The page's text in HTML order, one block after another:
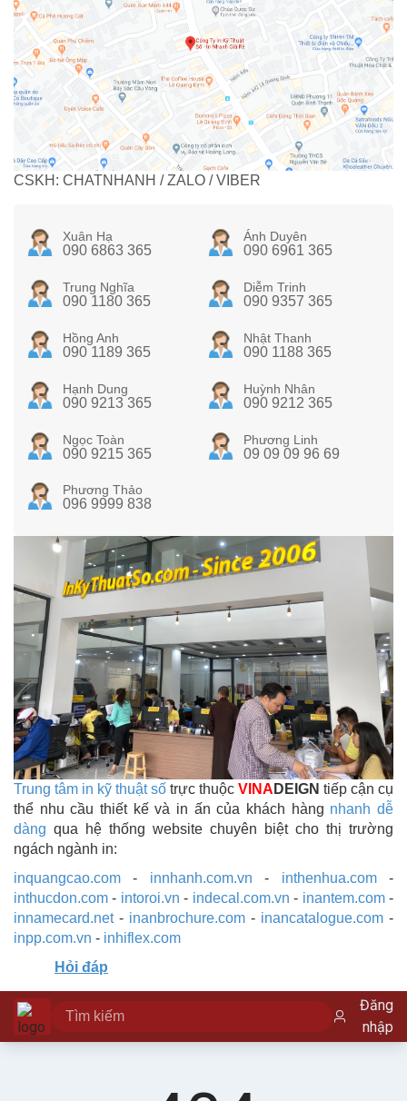
CSKH: CHATNHANH / ZALO / VIBER
Xuân Hạ
090 6863 365
Ánh Duyên
090 6961 365
Trung Nghĩa
090 1180 365
Diễm Trinh
090 9357 365
Hồng Anh
090 1189 365
Nhật Thanh
090 1188 365
Hạnh Dung
090 9213 365
Huỳnh Nhân
090 9212 365
Ngọc Toàn
090 9215 365
Phương Linh
09 09 09 96 69
Phương Thảo
096 9999 838
Trung tâm in kỹ thuật số trực thuộc VINA DEIGN tiếp cận cụ
thể nhu cầu thiết kế và in ấn của khách hàng nhanh dễ
dàng qua hệ thống website chuyên biệt cho thị trường
ngách ngành in:
inquangcao.com - innhanh.com.vn - inthenhua.com-
inthucdon.com - intoroi.vn - indecal.com.vn - inantem.com-
innamecard.net- inanbrochure.com - inancatalogue.com -
inpp.com.vn - inhiflex.com
Hỏi đáp